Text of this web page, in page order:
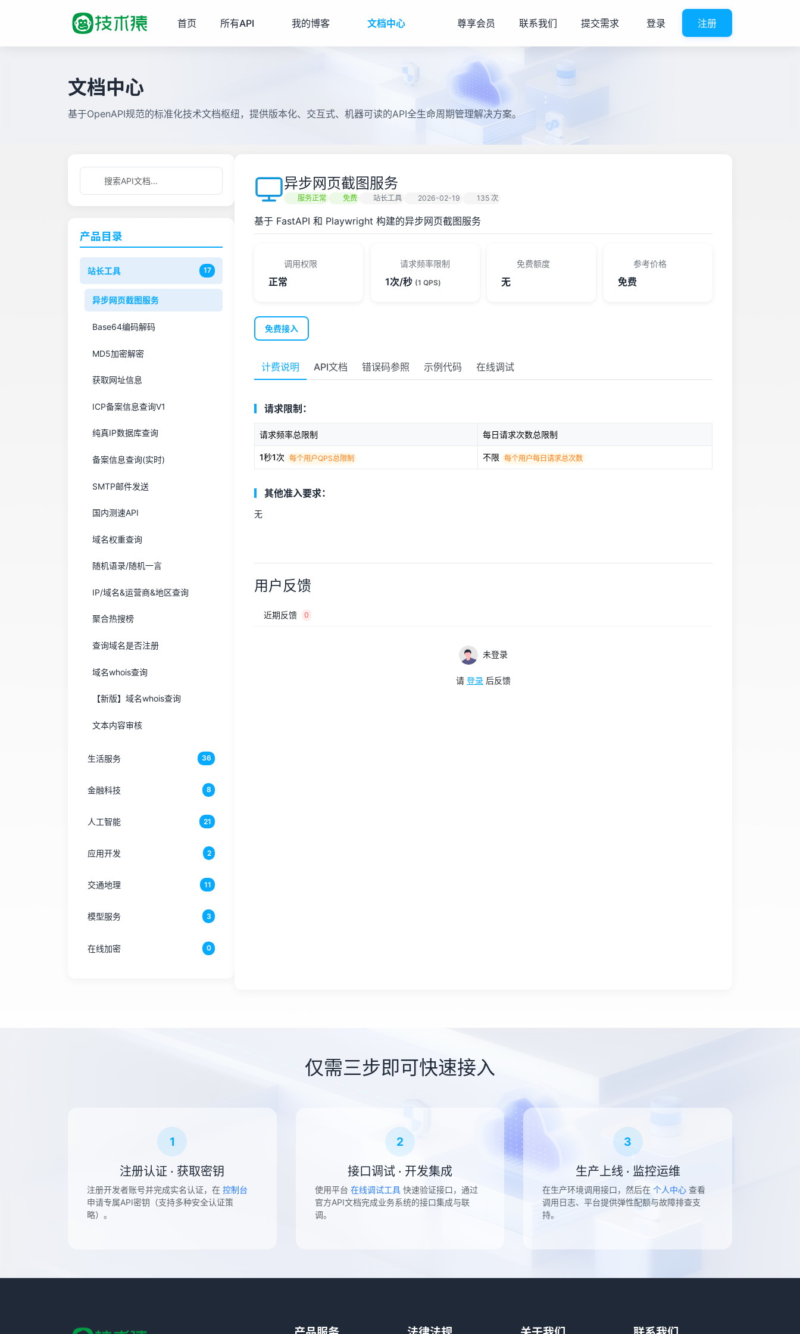
首页 所有API 我的博客 文档中心 尊享会员 联系我们 提交需求 登录 注册
文档中心
基于OpenAPI规范的标准化技术文档枢纽，提供版本化、交互式、机器可读的API全生命周期管理解决方案。
产品目录
站长工具 17
异步网页截图服务
Base64编码解码
MD5加密解密
获取网址信息
ICP备案信息查询V1
纯真IP数据库查询
备案信息查询(实时)
SMTP邮件发送
国内测速API
域名权重查询
随机语录/随机一言
IP/域名&运营商&地区查询
聚合热搜榜
查询域名是否注册
域名whois查询
【新版】域名whois查询
文本内容审核
生活服务 36
金融科技 8
人工智能 21
应用开发 2
交通地理 11
模型服务 3
在线加密 0
异步网页截图服务
服务正常 免费 站长工具 2026-02-19 135 次
基于 FastAPI 和 Playwright 构建的异步网页截图服务
调用权限
正常
请求频率限制
1次/秒 (1 QPS)
免费额度
无
参考价格
免费
免费接入
计费说明 API文档 错误码参照 示例代码 在线调试
请求限制：
请求频率总限制 每日请求次数总限制
1秒1次 每个用户QPS总限制 不限 每个用户每日请求总次数
其他准入要求：
无
用户反馈
近期反馈 0
未登录
请 登录 后反馈
仅需三步即可快速接入
1
注册认证 · 获取密钥
注册开发者账号并完成实名认证，在 控制台
申请专属API密钥（支持多种安全认证策
略）。
2
接口调试 · 开发集成
使用平台 在线调试工具快速验证接口，通过
官方API文档完成业务系统的接口集成与联
调。
3
生产上线 · 监控运维
在生产环境调用接口，然后在个人中心 查看
调用日志、平台提供弹性配额与故障排查支
持。